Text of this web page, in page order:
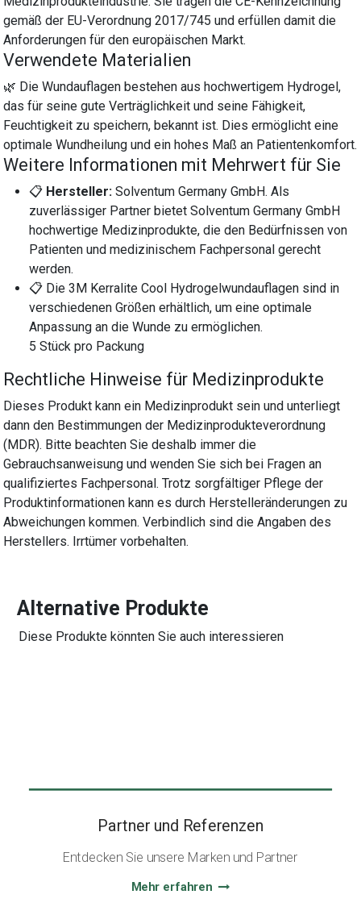
gemäß der EU-Verordnung 2017/745 und erfüllen damit die
Anforderungen für den europäischen Markt.
Verwendete Materialien
🌿 Die Wundauflagen bestehen aus hochwertigem Hydrogel,
das für seine gute Verträglichkeit und seine Fähigkeit,
Feuchtigkeit zu speichern, bekannt ist. Dies ermöglicht eine
optimale Wundheilung und ein hohes Maß an Patientenkomfort.
Weitere Informationen mit Mehrwert für Sie
📋 Hersteller: Solventum Germany GmbH. Als
zuverlässiger Partner bietet Solventum Germany GmbH
hochwertige Medizinprodukte, die den Bedürfnissen von
Patienten und medizinischem Fachpersonal gerecht
werden.
📋 Die 3M Kerralite Cool Hydrogelwundauflagen sind in
verschiedenen Größen erhältlich, um eine optimale
Anpassung an die Wunde zu ermöglichen.
5 Stück pro Packung
Rechtliche Hinweise für Medizinprodukte
Dieses Produkt kann ein Medizinprodukt sein und unterliegt
dann den Bestimmungen der Medizinprodukteverordnung
(MDR). Bitte beachten Sie deshalb immer die
Gebrauchsanweisung und wenden Sie sich bei Fragen an
qualifiziertes Fachpersonal. Trotz sorgfältiger Pflege der
Produktinformationen kann es durch Herstelleränderungen zu
Abweichungen kommen. Verbindlich sind die Angaben des
Herstellers. Irrtümer vorbehalten.
Alternative Produkte
Diese Produkte könnten Sie auch interessieren
Partner und Referenzen
Entdecken Sie unsere Marken und Partner
Mehr erfahren